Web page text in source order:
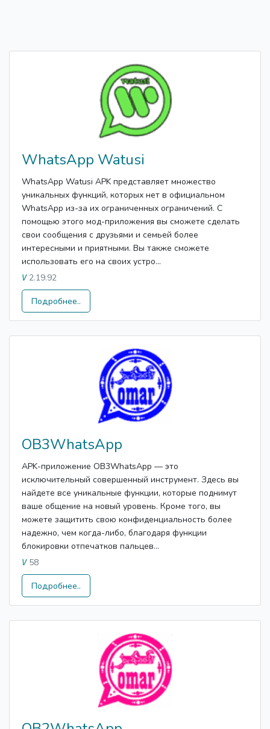
WhatsApp Watusi
WhatsApp Watusi APK представляет множество
уникальных функций, которых нет в официальном
WhatsApp из-за их ограниченных ограничений. С
помощью этого мод-приложения вы сможете сделать
свои сообщения с друзьями и семьей более
интересными и приятными. Вы также сможете
использовать его на своих устро...
V2.19.92
Подробнее..
OB3WhatsApp
APK-приложение OB3WhatsApp — это
исключительный совершенный инструмент. Здесь вы
найдете все уникальные функции, которые поднимут
ваше общение на новый уровень. Кроме того, вы
можете защитить свою конфиденциальность более
надежно, чем когда-либо, благодаря функции
блокировки отпечатков пальцев...
V58
Подробнее..